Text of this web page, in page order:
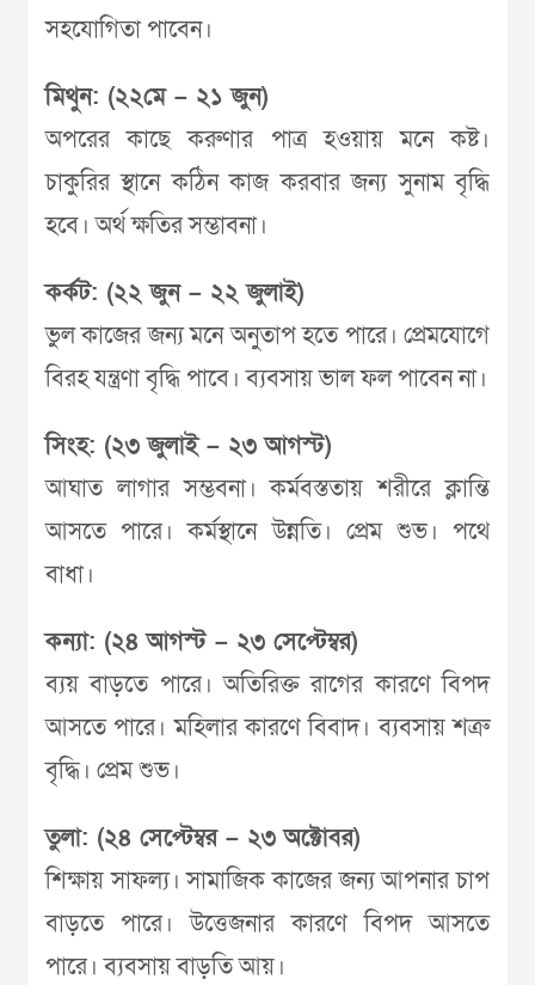
সহযোগিতা পাবেন।
মিথুন: (২২মে – ২১ জুন)
অপরের কাছে করুণার পাত্র হওয়ায় মনে কষ্ট।
চাকুরির স্থানে কঠিন কাজ করবার জন্য সুনাম বৃদ্ধি
হবে। অর্থ ক্ষতির সম্ভাবনা।
কর্কট: (২২ জুন – ২২ জুলাই)
ভুল কাজের জন্য মনে অনুতাপ হতে পারে। প্রেমযোগে
বিরহ যন্ত্রণা বৃদ্ধি পাবে। ব্যবসায় ভাল ফল পাবেন না।
সিংহ: (২৩ জুলাই – ২৩ আগস্ট)
আঘাত লাগার সম্ভবনা। কর্মবস্ততায় শরীরে ক্লান্তি
আসতে পারে। কর্মস্থানে উন্নতি। প্রেম শুভ। পথে
বাধা।
কন্যা: (২৪ আগস্ট – ২৩ সেপ্টেম্বর)
ব্যয় বাড়তে পারে। অতিরিক্ত রাগের কারণে বিপদ
আসতে পারে। মহিলার কারণে বিবাদ। ব্যবসায় শত্রু
বৃদ্ধি। প্রেম শুভ।
তুলা: (২৪ সেপ্টেম্বর – ২৩ অক্টোবর)
শিক্ষায় সাফল্য। সামাজিক কাজের জন্য আপনার চাপ
বাড়তে পারে। উত্তেজনার কারণে বিপদ আসতে
পারে। ব্যবসায় বাড়তি আয়।